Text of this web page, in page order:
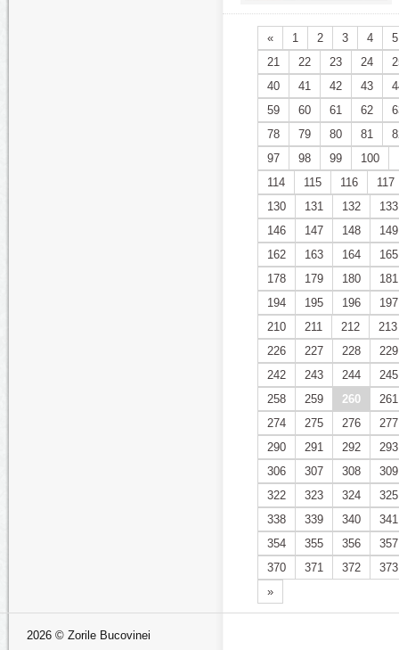
« 1 2 3 4
5
21
22 23 24
40
41 42 43
59
60 61 62
78
79 80 81
97
98 99 100
114
115 116
117
130
131 132
133
146
147 148
149
162
163 164
165
178
179 180
181
194
195 196
197
210
211 212
213
226
227 228
229
242
243 244
245
258
259 260
261
274
275 276
277
290
291 292
293
306
307 308
309
322
323 324
325
338
339 340
341
354
355 356
357
370
371 372
373
»
2026 © Zorile Bucovinei